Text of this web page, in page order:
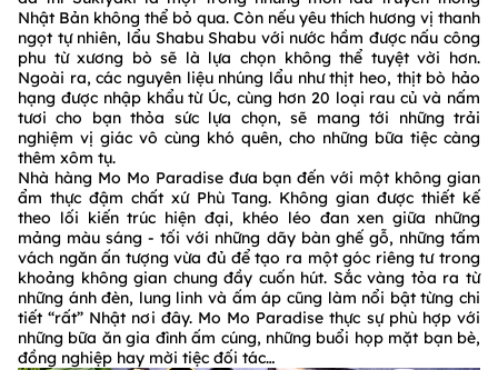
Nhật Bản không thể bỏ qua. Còn nếu yêu thích hương vị thanh
ngọt tự nhiên, lẩu Shabu Shabu với nước hầm được nấu công
phu từ xương bò sẽ là lựa chọn không thể tuyệt vời hơn.
Ngoài ra, các nguyên liệu nhúng lẩu như thịt heo, thịt bò hảo
hạng được nhập khẩu từ Úc, cùng hơn 20 loại rau củ và nấm
tươi cho bạn thỏa sức lựa chọn, sẽ mang tới những trải
nghiệm vị giác vô cùng khó quên, cho những bữa tiệc càng
thêm xôm tụ.
Nhà hàng Mo Mo Paradise đưa bạn đến với một không gian
ẩm thực đậm chất xứ Phù Tang. Không gian được thiết kế
theo lối kiến trúc hiện đại, khéo léo đan xen giữa những
mảng màu sáng - tối với những dãy bàn ghế gỗ, những tấm
vách ngăn ấn tượng vừa đủ để tạo ra một góc riêng tư trong
khoảng không gian chung đầy cuốn hút. Sắc vàng tỏa ra từ
những ánh đèn, lung linh và ấm áp cũng làm nổi bật từng chi
tiết “rất” Nhật nơi đây. Mo Mo Paradise thực sự phù hợp với
những bữa ăn gia đình ấm cúng, những buổi họp mặt bạn bè,
đồng nghiệp hay mời tiệc đối tác…